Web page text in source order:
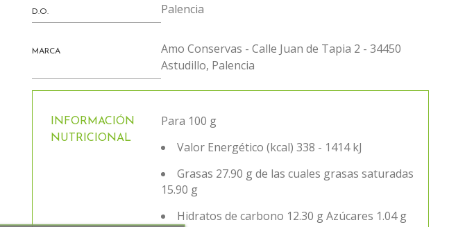
D.O. Palencia
MARCA
Amo Conservas - Calle Juan de Tapia 2 - 34450
Astudillo, Palencia
INFORMACIÓN
NUTRICIONAL
Para 100 g
Valor Energético (kcal) 338 - 1414 kJ
Grasas 27.90 g de las cuales grasas saturadas
15.90 g
Hidratos de carbono 12.30 g Azúcares 1.04 g